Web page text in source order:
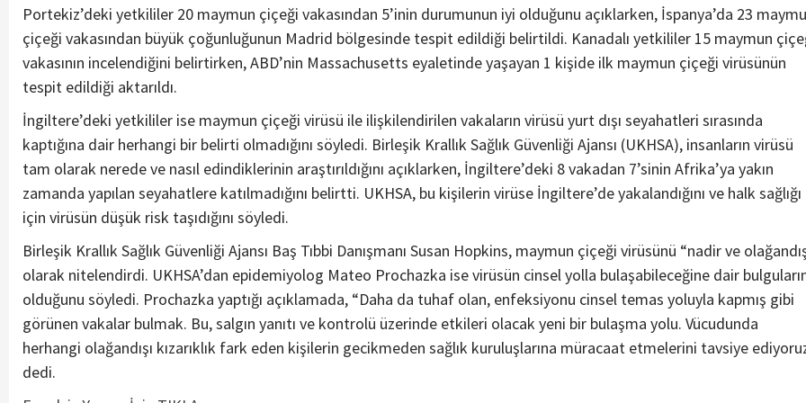
Portekiz’deki yetkililer 20 maymun çiçeği vakasından 5’inin durumunun iyi olduğunu açıklarken, İspanya’da 23
çiçeği vakasından büyük çoğunluğunun Madrid bölgesinde tespit edildiği belirtildi. Kanadalı yetkililer 15 maymun
vakasının incelendiğini belirtirken, ABD’nin Massachusetts eyaletinde yaşayan 1 kişide ilk maymun çiçeği virüsünün
tespit edildiği aktarıldı.
İngiltere’deki yetkililer ise maymun çiçeği virüsü ile ilişkilendirilen vakaların virüsü yurt dışı seyahatleri sırasında
kaptığına dair herhangi bir belirti olmadığını söyledi. Birleşik Krallık Sağlık Güvenliği Ajansı (UKHSA), insanların virüsü
tam olarak nerede ve nasıl edindiklerinin araştırıldığını açıklarken, İngiltere’deki 8 vakadan 7’sinin Afrika’ya yakın
zamanda yapılan seyahatlere katılmadığını belirtti. UKHSA, bu kişilerin virüse İngiltere’de yakalandığını ve halk sağlığı
için virüsün düşük risk taşıdığını söyledi.
Birleşik Krallık Sağlık Güvenliği Ajansı Baş Tıbbi Danışmanı Susan Hopkins, maymun çiçeği virüsünü “nadir ve
olarak nitelendirdi. UKHSA’dan epidemiyolog Mateo Prochazka ise virüsün cinsel yolla bulaşabileceğine dair
olduğunu söyledi. Prochazka yaptığı açıklamada, “Daha da tuhaf olan, enfeksiyonu cinsel temas yoluyla kapmış gibi
görünen vakalar bulmak. Bu, salgın yanıtı ve kontrolü üzerinde etkileri olacak yeni bir bulaşma yolu. Vücudunda
herhangi olağandışı kızarıklık fark eden kişilerin gecikmeden sağlık kuruluşlarına müracaat etmelerini tavsiye
dedi.
Teknoloji
2 yıl ago Medya Haber
Çevre dostu ulaşım araçları karbon ayak izinin
azaltılmasında önemli bir role sahiptir. Teknolojinin
ilerlemesi ve çevre bilincinin gelişmesiyle birlikte
dostu ulaşım araçları yaygınlaşmaya başlamıştır....